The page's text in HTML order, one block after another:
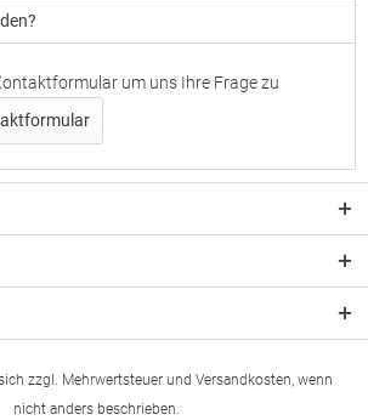
um uns Ihre Frage zu
zzgl. Mehrwertsteuer und Versandkosten, wenn
nicht anders beschrieben.